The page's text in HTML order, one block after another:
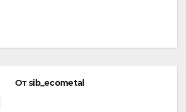
От sib_ecometal